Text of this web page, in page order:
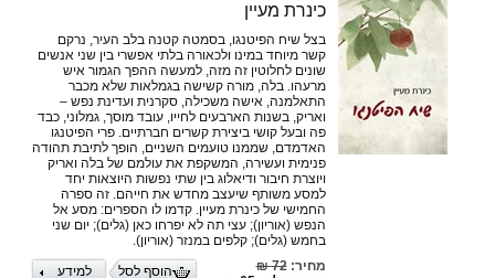
כינרת מעיין
בצל שיח הפיטנגו, בסמטה קטנה בלב העיר, נרקם
קשר מיוחד במינו ולכאורה בלתי אפשרי בין שני אנשים
שונים לחלוטין זה מזה, למעשה ההפך הגמור איש
מרעהו. בלה, מורה קשישה בגמלאות שלא מכבר
התאלמנה, אישה משכילה, סקרנית ועדינת נפש –
ואריק, בשנות הארבעים לחייו, עובד מוסך, גמלוני, כבד
פה ובעל קושי ביצירת קשרים חברתיים. פרי הפיטנגו
האדמדם, שממנו טועמים השניים, הופך לתיבת תהודה
פנימית ועשירה, המשקפת את עולמם של בלה ואריק
ויוצרת חיבור ודיאלוג בין שתי נפשות היוצאות יחד
למסע משותף שיעצב מחדש את חייהם. זה ספרה
החמישי של כינרת מעיין. קדמו לו הספרים: מסע אל
הנפש (אוריון); עצי תה לא יפרחו כאן (גלים); יום שני
בחמש (גלים); קלפים במנזר (אוריון).
מחיר:72 ₪
למידע
הוסף לסל